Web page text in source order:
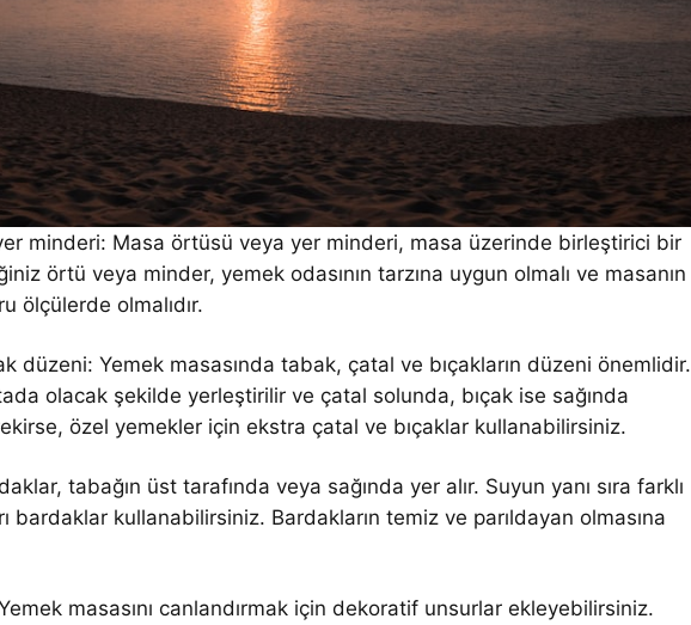
minderi: Masa örtüsü veya yer minderi, masa üzerinde birleştirici bir
örtü veya minder, yemek odasının tarzına uygun olmalı ve masanın
ölçülerde olmalıdır.
düzeni: Yemek masasında tabak, çatal ve bıçakların düzeni önemlidir.
olacak şekilde yerleştirilir ve çatal solunda, bıçak ise sağında
özel yemekler için ekstra çatal ve bıçaklar kullanabilirsiniz.
tabağın üst tarafında veya sağında yer alır. Suyun yanı sıra farklı
bardaklar kullanabilirsiniz. Bardakların temiz ve parıldayan olmasına
masasını canlandırmak için dekoratif unsurlar ekleyebilirsiniz.